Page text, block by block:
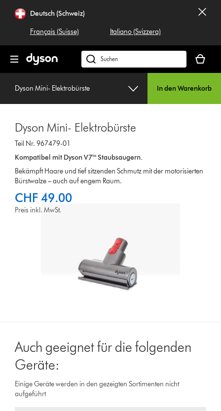
überspringenDeutsch (Schweiz)
Français (Suisse) Italiano (Svizzera)
Dyson.ch
durchsuchen
ist
Dyson Mini- Elektrobürste In den Warenkorb
Dyson Mini- Elektrobürste
Teil Nr. 967479-01
Kompatibel mit Dyson V7™ Staubsaugern.
Bekämpft Haare und tief sitzenden Schmutz mit der motorisierten
Bürstwalze – auch auf engem Raum.
CHF 49.00
Preis inkl. MwSt.
Auch geeignet für die folgenden
Geräte:
Einige Geräte werden in den gezeigten Sortimenten nicht
aufgeführt